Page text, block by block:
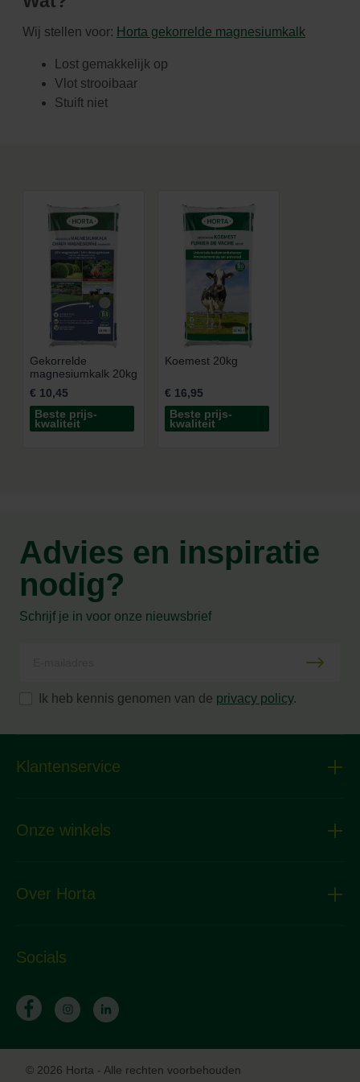
Wij stellen voor: Horta gekorrelde magnesiumkalk
Lost gemakkelijk op
Vlot strooibaar
Stuift niet
Gekorrelde
magnesiumkalk 20kg
€ 10,45
Beste prijs-
kwaliteit
Koemest 20kg
€ 16,95
Beste prijs-
kwaliteit
Advies en inspiratie
nodig?
Schrijf je in voor onze nieuwsbrief
Ik heb kennis genomen van de privacy policy.
Klantenservice
Onze winkels
Over Horta
Socials
© 2026 Horta - Alle rechten voorbehouden